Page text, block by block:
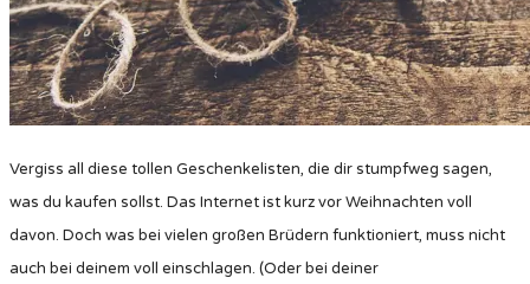
Vergiss all diese tollen Geschenkelisten, die dir stumpfweg sagen,
was du kaufen sollst. Das Internet ist kurz vor Weihnachten voll
davon. Doch was bei vielen großen Brüdern funktioniert, muss nicht
auch bei deinem voll einschlagen. (Oder bei deiner